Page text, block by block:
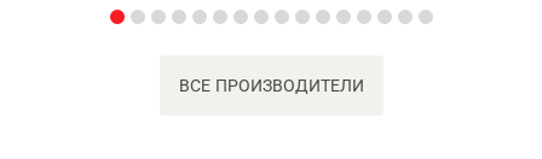
ВСЕ ПРОИЗВОДИТЕЛИ